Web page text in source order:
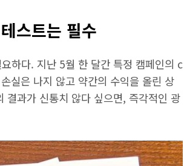
스트는 필수
하다. 지난 5월 한 달간 특정 캠페인의 c
실은 나지 않고 약간의 수익을 올린 상
결과가 신통치 않다 싶으면, 즉각적인 광